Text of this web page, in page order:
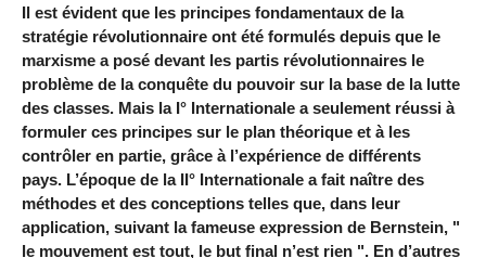
Il est évident que les principes fondamentaux de la
stratégie révolutionnaire ont été formulés depuis que le
marxisme a posé devant les partis révolutionnaires le
problème de la conquête du pouvoir sur la base de la lutte
des classes. Mais la I° Internationale a seulement réussi à
formuler ces principes sur le plan théorique et à les
contrôler en partie, grâce à l’expérience de différents
pays. L’époque de la II° Internationale a fait naître des
méthodes et des conceptions telles que, dans leur
application, suivant la fameuse expression de Bernstein, "
le mouvement est tout, le but final n’est rien ". En d’autres